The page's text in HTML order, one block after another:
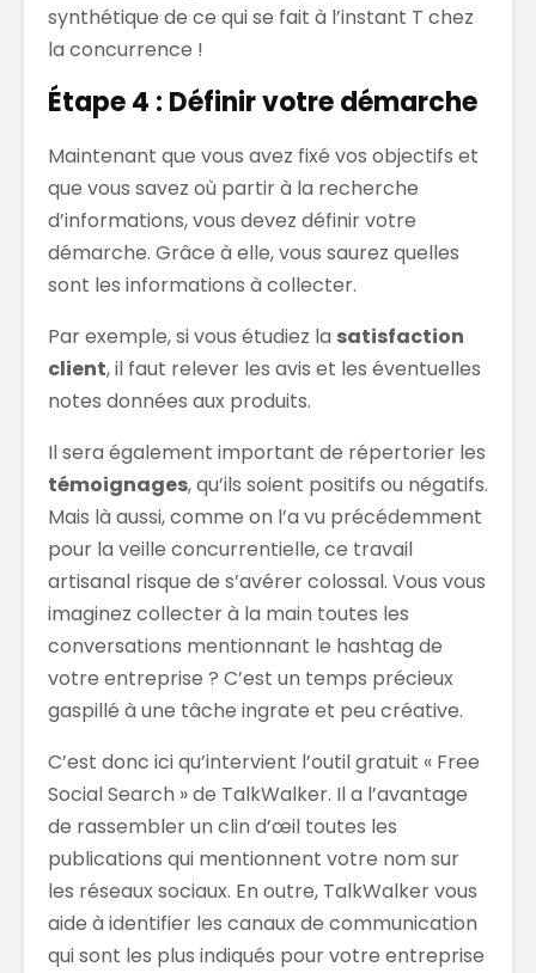
synthétique de ce qui se fait à l’instant T chez
la concurrence !
Étape 4 : Définir votre démarche
Maintenant que vous avez fixé vos objectifs et
que vous savez où partir à la recherche
d’informations, vous devez définir votre
démarche. Grâce à elle, vous saurez quelles
sont les informations à collecter.
Par exemple, si vous étudiez la satisfaction
client, il faut relever les avis et les éventuelles
notes données aux produits.
Il sera également important de répertorier les
témoignages, qu’ils soient positifs ou négatifs.
Mais là aussi, comme on l’a vu précédemment
pour la veille concurrentielle, ce travail
artisanal risque de s’avérer colossal. Vous vous
imaginez collecter à la main toutes les
conversations mentionnant le hashtag de
votre entreprise ? C’est un temps précieux
gaspillé à une tâche ingrate et peu créative.
C’est donc ici qu’intervient l’outil gratuit « Free
Social Search » de TalkWalker. Il a l’avantage
de rassembler un clin d’œil toutes les
publications qui mentionnent votre nom sur
les réseaux sociaux. En outre, TalkWalker vous
aide à identifier les canaux de communication
qui sont les plus indiqués pour votre entreprise